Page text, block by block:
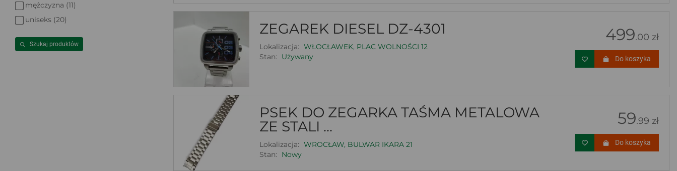
mężczyzna (11)
uniseks (20)
Szukaj produktów
ZEGAREK DIESEL DZ-4301
Lokalizacja: WŁOCŁAWEK, PLAC WOLNOŚCI 12
Stan:
Używany
499.00 zł
Do koszyka
PSEK DO ZEGARKA TAŚMA METALOWA
ZE STALI ...
Lokalizacja: WROCŁAW, BULWAR IKARA 21
Stan:
Nowy
59.99 zł
Do koszyka